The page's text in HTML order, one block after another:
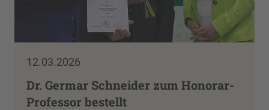
12.03.2026
Dr. Germar Schneider zum Honorar-
Professor bestellt